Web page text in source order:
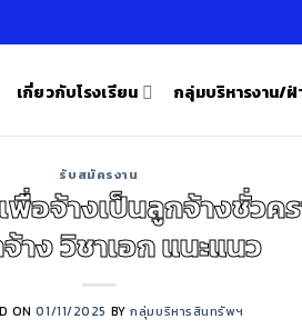
เกี่ยวกับโรงเรียน กลุ่มบริหารงาน/ฝ่
รับสมัครงาน
อจ้างเป็นลูกจ้างชั่วค
าง วิชาเอก แนะแนว
ON01/11/2025 BYกลุ่มบริหารสินทรัพฯ